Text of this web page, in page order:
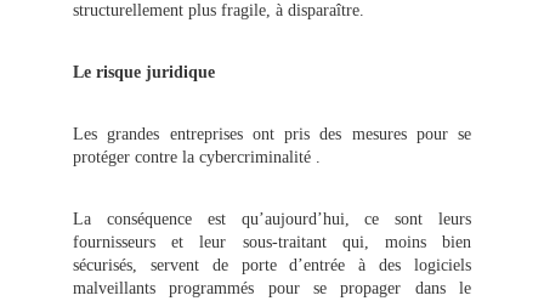
structurellement plus fragile, à disparaître.
Le risque juridique
Les grandes entreprises ont pris des mesures pour se
protéger contre la cybercriminalité .
La conséquence est qu’aujourd’hui, ce sont leurs
fournisseurs et leur sous-traitant qui, moins bien
sécurisés, servent de porte d’entrée à des logiciels
malveillants programmés pour se propager dans le